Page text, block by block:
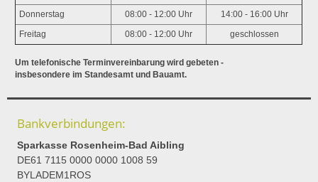
Donnerstag 08:00 - 12:00 Uhr 14:00 - 16:00 Uhr
Freitag 08:00 - 12:00 Uhr geschlossen
Um telefonische Terminvereinbarung wird gebeten -
insbesondere im Standesamt und Bauamt.
Bankverbindungen:
Sparkasse Rosenheim-Bad Aibling
DE61 7115 0000 0000 1008 59
BYLADEM1ROS